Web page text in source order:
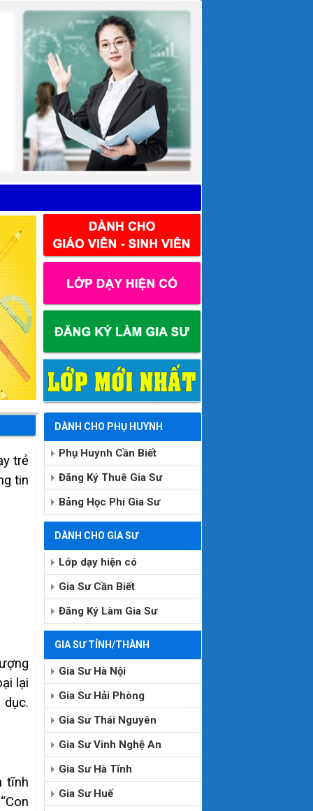
trẻ
tin
lại
tĩnh
DÀNH CHO PHỤ HUYNH
Phụ Huynh Cần Biết
Đăng Ký Thuê Gia Sư
Bảng Học Phí Gia Sư
DÀNH CHO GIA SƯ
Lớp dạy hiện có
Gia Sư Cần Biết
Đăng Ký Làm Gia Sư
GIA SƯ TỈNH/THÀNH
Gia Sư Hà Nội
Gia Sư Hải Phòng
Gia Sư Thái Nguyên
Gia Sư Vinh Nghệ An
Gia Sư Hà Tĩnh
Gia Sư Huế